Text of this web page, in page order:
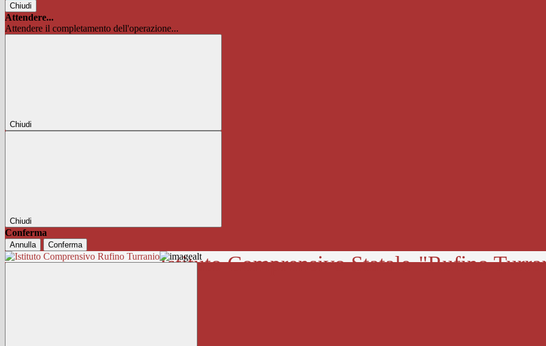
Chiudi
Attendere...
Attendere il completamento dell'operazione...
Chiudi
Chiudi
Conferma
Annulla Conferma
Istituto Comprensivo Statale"Rufino